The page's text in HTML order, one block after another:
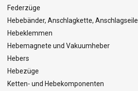
Federzüge
Hebebänder, Anschlagkette, Anschlagseile
Hebeklemmen
Hebemagnete und Vakuumheber
Hebers
Hebezüge
Ketten- und Hebekomponenten